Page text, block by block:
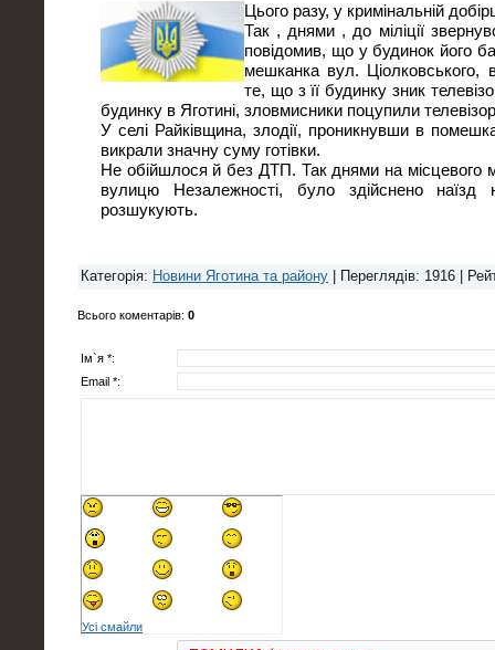
Цього разу, у кримінальній
Так , днями , до міліції
повідомив, що у будинок його
мешканка вул. Ціолковського,
те, що з її будинку зник
будинку в Яготині, зловмисники поцупили
У селі Райківщина, злодії, проникнувши в
викрали значну суму готівки.
Не обійшлося й без ДТП. Так днями на місцевого
вулицю Незалежності, було здійснено наїзд
розшукують.
Категорія: Новини Яготина та району Переглядів: 1916 |
Всього коментарів: 0
Ім`я *:
Email *:
Усі смайли